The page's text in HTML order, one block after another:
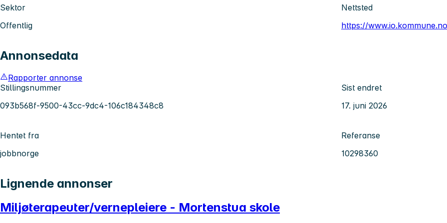
Sektor
Offentlig
Nettsted
https://
Annonsedata
Rapporter annonse
Stillingsnummer
093b568f-9500-43cc-9dc4-106c184348c8
Sist endret
17. juni 2026
Hentet fra
jobbnorge
Referanse
10298360
Lignende annonser
Miljøterapeuter/vernepleiere - Mortenstua skole